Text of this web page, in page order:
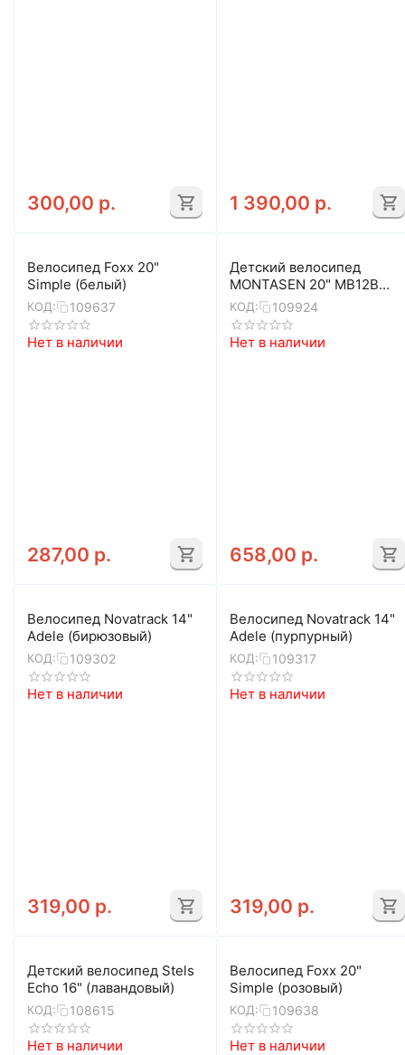
300,00 р. 1 390,00 р.
Велосипед Foxx 20"
Simple (белый)
КОД: 109637
Нет в наличии
287,00 р.
Детский велосипед
MONTASEN 20" MB12B
(розовый)
КОД: 109924
Нет в наличии
658,00 р.
Велосипед Novatrack 14"
Adele (бирюзовый)
КОД: 109302
Нет в наличии
319,00 р.
Велосипед Novatrack 14"
Adele (пурпурный)
КОД: 109317
Нет в наличии
319,00 р.
Детский велосипед Stels
Echo 16" (лавандовый)
КОД: 108615
Нет в наличии
Велосипед Foxx 20"
Simple (розовый)
КОД: 109638
Нет в наличии